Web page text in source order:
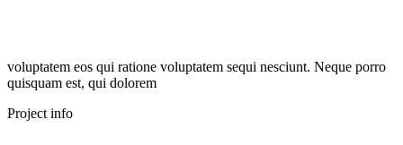
voluptatem eos qui ratione voluptatem sequi nesciunt. Neque porro
quisquam est, qui dolorem
Project info